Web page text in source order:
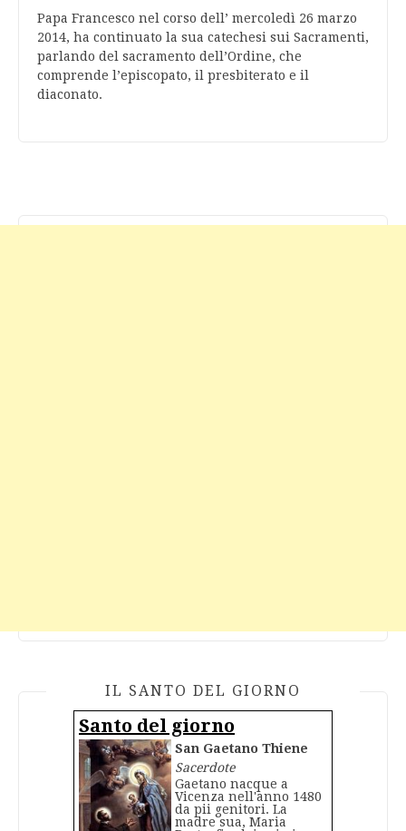
Papa Francesco nel corso dell’ mercoledì 26 marzo
2014, ha continuato la sua catechesi sui Sacramenti,
parlando del sacramento dell’Ordine, che
comprende l’episcopato, il presbiterato e il
diaconato.
IL SANTO DEL GIORNO
Santo del giorno
San Gaetano Thiene
Sacerdote
Gaetano nacque a
Vicenza nell'anno 1480
da pii genitori. La
madre sua, Maria